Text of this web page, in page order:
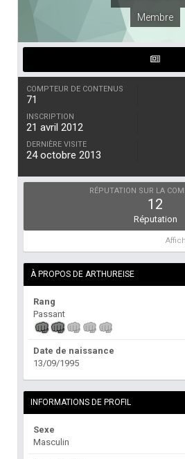
Membre
COMPTEUR DE CONTENUS
71
INSCRIPTION
21 avril 2012
DERNIÈRE VISITE
24 octobre 2013
RÉPUTATION SUR LA
12
Réputation
À PROPOS DE ARTHUREISE
Rang
Passant
Date de naissance
13/09/1995
INFORMATIONS DE PROFIL
Sexe
Masculin